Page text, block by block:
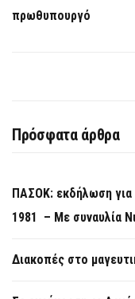
πρωθυπουργό
Πρόσφατα άρθρα
ΠΑΣΟΚ: εκδήλωση για
1981 – Με συναυλία
Διακοπές στο